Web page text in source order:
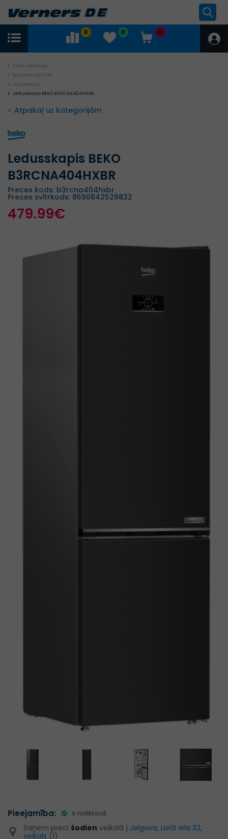
0 0 0
Preču katalogs
Sadzīves tehnika
Ledusskapji
Ledusskapis BEKO B3RCNA404HXBR
< Atpakaļ uz kategorijām
Ledusskapis BEKO
B3RCNA404HXBR
Preces kods: b3rcna404hxbr
Preces svītrkods: 8690842529832
479.99€
Pieejamība: Ir noliktavā
Saņem preci šodien veikalā | Jelgava, Lielā iela 32,
veikals (1)